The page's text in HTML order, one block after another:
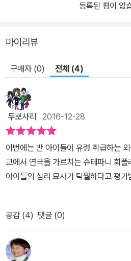
은 작품 속에서 내내 본명 대신 이 이름을 사용한
서 조냐는 난생처음 또래 친구에게 관
의 주변에서 벌어지는 일들이 궁금해
다는 사실을 알게 된다. 조냐는 쥐죽과 함께 시간을 보내면서 자신에
게는 한없이 포근하고 든든한 울타리인
다도 더 끔찍한 감옥일 수도 있다는 사
따듯한 마음으로 감싸 안는다. 결국 서
냐와 쥐죽이 서서히 서로에게 마음을
다. 가족 해체의 슬픈 그림자 _ 가정 폭력의 민낯 조냐에게 가정은 다
정한 부모님 덕분에 결핍이라곤 전혀
외톨이 생활마저 너끈히 견디게 하는 원
며칠에 한 번씩 이사를 다니며 언제나
하는 지옥의 다른 이름이다. 아버지가 드리운 그늘 때문에 누구에게
등록된 평이 없
마이리뷰
구매자 (0) 전체 (4)
두뽀사리 2016-12-28
이번에는 반 아이들이 유령 취급하는
교에서 연극을 가르치는 슈테파니 회
아이들의 심리 묘사가 탁월하다고 평가
공감 (4) 댓글 (0)